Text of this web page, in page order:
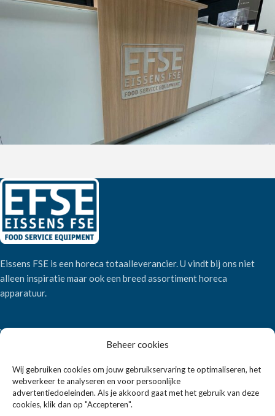
Beheer cookies
Wij gebruiken cookies om jouw gebruikservaring te optimaliseren, het
webverkeer te analyseren en voor persoonlijke
advertentiedoeleinden. Als je akkoord gaat met het gebruik van deze
cookies, klik dan op "Accepteren".
Eissens FSE is een horeca totaalleverancier. U vindt bij ons niet
alleen inspiratie maar ook een breed assortiment horeca
apparatuur.
Wandelweg 198, 1521 AM Wormerveer
+31 6 2708 6347
KLANTENSERVICE
Onze aanpak